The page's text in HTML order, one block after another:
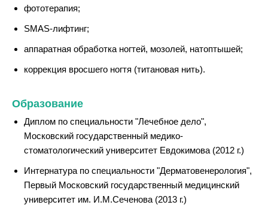
фототерапия;
SMAS-лифтинг;
аппаратная обработка ногтей, мозолей, натоптышей;
коррекция вросшего ногтя (титановая нить).
Образование
Диплом по специальности "Лечебное дело",
Московский государственный медико-
стоматологический университет Евдокимова (2012 г.)
Интернатура по специальности "Дерматовенерология",
Первый Московский государственный медицинский
университет им. И.М.Сеченова (2013 г.)